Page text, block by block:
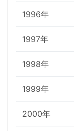
1996年
1997年
1998年
1999年
2000年